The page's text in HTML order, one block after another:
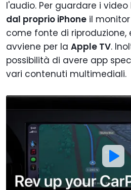
l'audio. Per guardare i
dal proprio iPhone il
come fonte di
avviene per la Apple TV.
possibilità di avere app
vari contenuti multimediali.